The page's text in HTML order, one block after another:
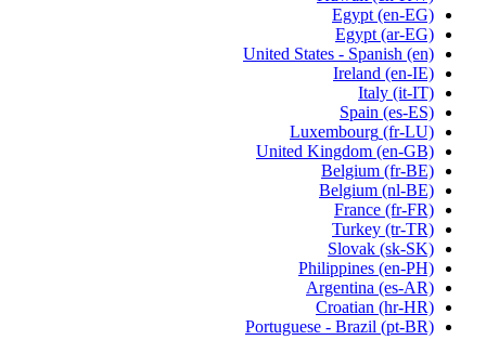
Egypt (en-EG)
Egypt (ar-EG)
United States - Spanish (en)
Ireland (en-IE)
Italy (it-IT)
Spain (es-ES)
Luxembourg (fr-LU)
United Kingdom (en-GB)
Belgium (fr-BE)
Belgium (nl-BE)
France (fr-FR)
Turkey (tr-TR)
Slovak (sk-SK)
Philippines (en-PH)
Argentina (es-AR)
Croatian (hr-HR)
Portuguese - Brazil (pt-BR)